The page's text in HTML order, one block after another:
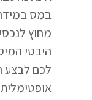
במס במידה
מחוץ
היבטי
לכם לבצע